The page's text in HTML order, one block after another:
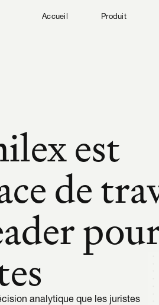
Accueil Produit
est
de
analytique que les juristes